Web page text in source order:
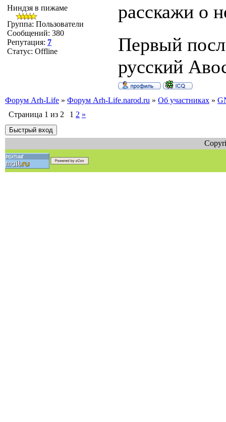
Ниндзя в пижаме
Группа: Пользователи
Сообщений: 380
Репутация: 7
Статус: Offline
расскажи о
Первый
русский
Форум Arh-Life » Форум Arh-Life.narod.ru » Об участниках »
Страница 1 из 2 1 2 »